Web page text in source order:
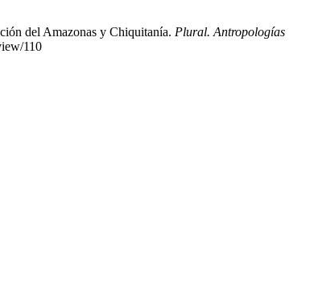
del Amazonas y Chiquitanía. Plural. Antropologías
110